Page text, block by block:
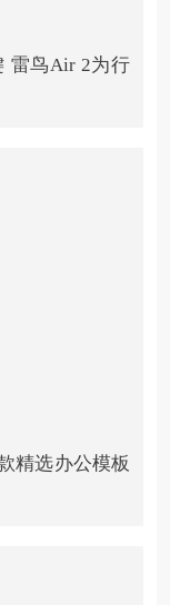
雷鸟Air 2为行
精选办公模板